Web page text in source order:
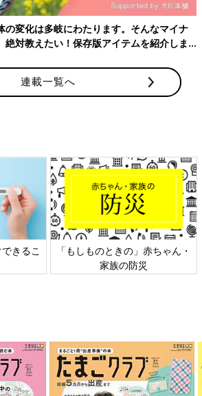
「megu2913」
は、GAPで人気のブラナンベアシリー
と、実はお尻にくまさんのお顔がついてい
よね。ブルーとホワイトが春らしくて、爽
ね。
マ必見アイテム4選
でおしゃれアイテムが話題沸騰中のGAPキ
。Instagramではお気に入りの服でお揃い
ーデを楽しむ人も増えています。今回は冬の
揃いコーデにおすすめのアイテム5選をご紹
します♪
ベビーのコーデはカジュアルで可愛く、シ
いのもうれしいポイント！春のお散歩に
してみてくださいね！
いる投稿、リンク先は、削除される場合
ご了承ください。
の変化は多岐にわたります。そんなマイナ
絶対教えたい！保存版アイテムを紹介しま
連載一覧へ
きるこ
「もしものときの」赤ちゃん・
家族の防災